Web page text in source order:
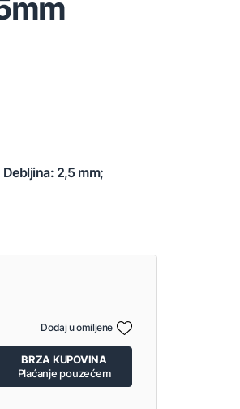
2,5 mm;
BRZA KUPOVINA
Plaćanje pouzećem
Dodaj u omiljene